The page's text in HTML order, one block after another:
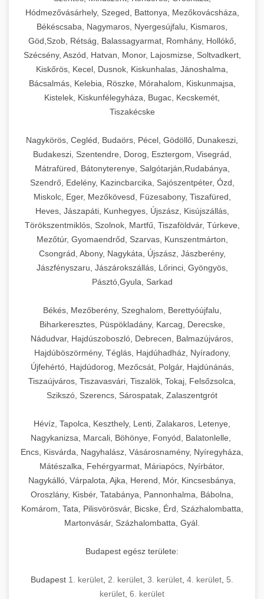
Hódmezővásárhely, Szeged, Battonya, Mezőkovácsháza,
Békéscsaba, Nagymaros, Nyergesújfalu, Kismaros,
Göd,Szob, Rétság, Balassagyarmat, Romhány, Hollókő,
Szécsény, Aszód, Hatvan, Monor, Lajosmizse, Soltvadkert,
Kiskőrös, Kecel, Dusnok, Kiskunhalas, Jánoshalma,
Bácsalmás, Kelebia, Röszke, Mórahalom, Kiskunmajsa,
Kistelek, Kiskunfélegyháza, Bugac, Kecskemét,
Tiszakécske
Nagykörös, Cegléd, Budaörs, Pécel, Gödöllő, Dunakeszi,
Budakeszi, Szentendre, Dorog, Esztergom, Visegrád,
Mátrafüred, Bátonyterenye, Salgótarján,Rudabánya,
Szendrő, Edelény, Kazincbarcika, Sajószentpéter, Ózd,
Miskolc, Eger, Mezőkövesd, Füzesabony, Tiszafüred,
Heves, Jászapáti, Kunhegyes, Újszász, Kisújszállás,
Törökszentmiklós, Szolnok, Martfű, Tiszaföldvár, Túrkeve,
Mezőtúr, Gyomaendrőd, Szarvas, Kunszentmárton,
Csongrád, Abony, Nagykáta, Újszász, Jászberény,
Jászfényszaru, Jászárokszállás, Lőrinci, Gyöngyös,
Pásztó,Gyula, Sarkad
Békés, Mezőberény, Szeghalom, Berettyóújfalu,
Biharkeresztes, Püspökladány, Karcag, Derecske,
Nádudvar, Hajdúszoboszló, Debrecen, Balmazújváros,
Hajdúböszörmény, Téglás, Hajdúhadház, Nyíradony,
Újfehértó, Hajdúdorog, Mezőcsát, Polgár, Hajdúnánás,
Tiszaújváros, Tiszavasvári, Tiszalök, Tokaj, Felsőzsolca,
Szikszó, Szerencs, Sárospatak, Zalaszentgrót
Hévíz, Tapolca, Keszthely, Lenti, Zalakaros, Letenye,
Nagykanizsa, Marcali, Böhönye, Fonyód, Balatonlelle,
Encs, Kisvárda, Nagyhalász, Vásárosnamény, Nyíregyháza,
Mátészalka, Fehérgyarmat, Máriapócs, Nyírbátor,
Nagykálló, Várpalota, Ajka, Herend, Mór, Kincsesbánya,
Oroszlány, Kisbér, Tatabánya, Pannonhalma, Bábolna,
Komárom, Tata, Pilisvörösvár, Bicske, Érd, Százhalombatta,
Martonvásár, Százhalombatta, Gyál.
Budapest egész területe:
Budapest 1. kerület 2. kerület 3. kerület 4. kerület 5.
kerület 6. kerület